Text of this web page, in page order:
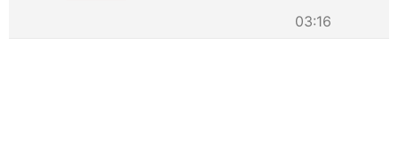
03:16